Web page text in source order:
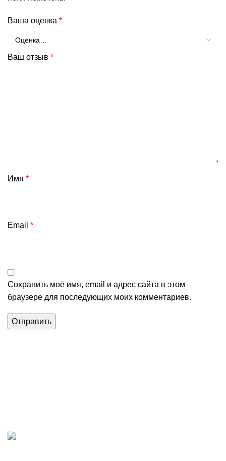
Ваша оценка *
Ваш отзыв *
Имя *
Email *
Сохранить моё имя, email и адрес сайта в этом
браузере для последующих моих комментариев.